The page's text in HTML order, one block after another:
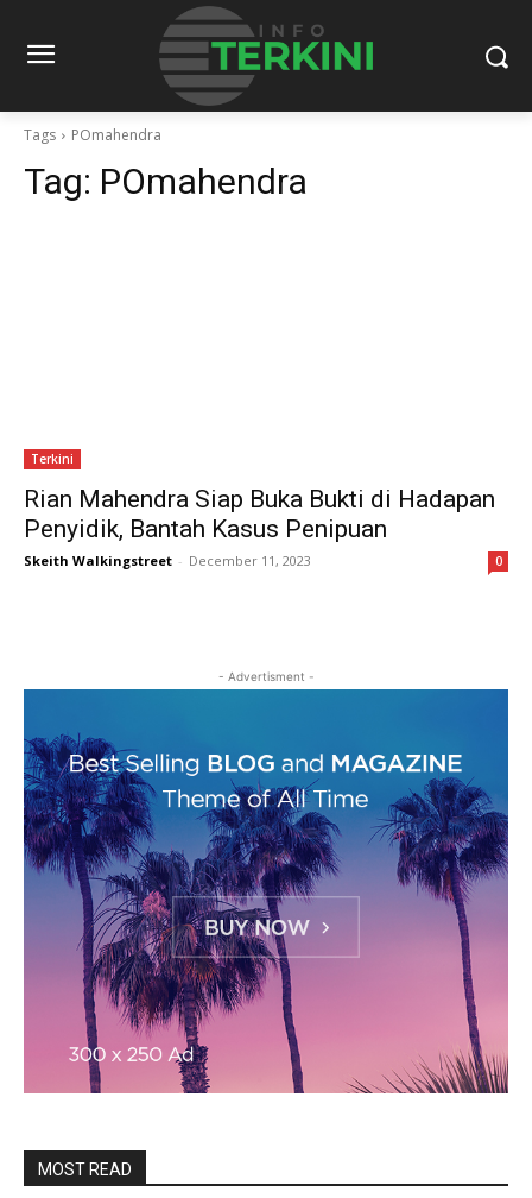
Tags POmahendra
Tag: POmahendra
Terkini
Rian Mahendra Siap Buka Bukti di Hadapan
Penyidik, Bantah Kasus Penipuan
Skeith Walkingstreet - December 11, 2023 0
- Advertisment -
MOST READ